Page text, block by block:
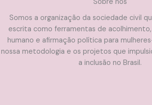
Somos a organização da sociedade civil
escrita como ferramentas de
humano e afirmação política para
nossa metodologia e os projetos que
a inclusão no Brasil.